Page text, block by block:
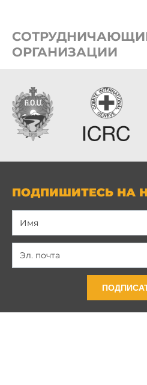
ОРГАНИЗАЦИИ
ПОДПИШИТЕСЬ НА